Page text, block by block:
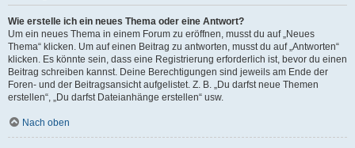
Wie erstelle ich ein neues Thema oder eine Antwort?
Um ein neues Thema in einem Forum zu eröffnen, musst du auf „Neues
Thema“ klicken. Um auf einen Beitrag zu antworten, musst du auf „Antworten“
klicken. Es könnte sein, dass eine Registrierung erforderlich ist, bevor du einen
Beitrag schreiben kannst. Deine Berechtigungen sind jeweils am Ende der
Foren- und der Beitragsansicht aufgelistet. Z. B. „Du darfst neue Themen
erstellen“, „Du darfst Dateianhänge erstellen“ usw.
Nach oben